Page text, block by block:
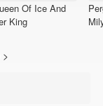
Of Ice And
King